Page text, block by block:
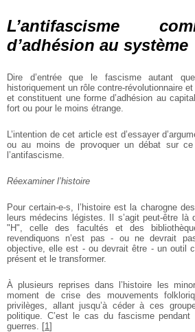
L’antifascisme
d’adhésion au système
Dire d’entrée que le fascisme autant
historiquement un rôle contre-révolutionnaire
et constituent une forme d’adhésion au
fort ou pour le moins étrange.
L’intention de cet article est d’essayer
ou au moins de provoquer un débat sur
l’antifascisme.
Réexaminer l’histoire
Pour certain-e-s, l’histoire est la charogne
leurs médecins légistes. Il s’agit peut-être là
"H", celle des facultés et des
revendiquons n’est pas - ou ne devrait
objective, elle est - ou devrait être - un outil
présent et le transformer.
À plusieurs reprises dans l’histoire les
moment de crise des mouvements
privilèges, allant jusqu’à céder à ces
politique. C’est le cas du fascisme pendant
guerres.
[1]